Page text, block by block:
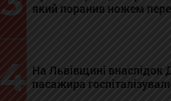
який поранив ножем
4 На Львівщині внаслідок
пасажира